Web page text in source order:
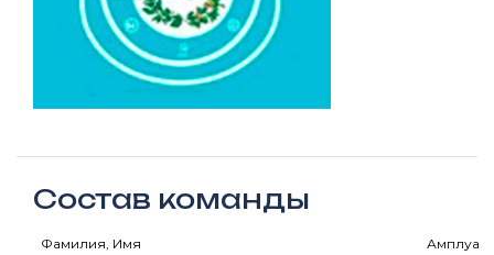
Состав команды
Фамилия, Имя Амплуа